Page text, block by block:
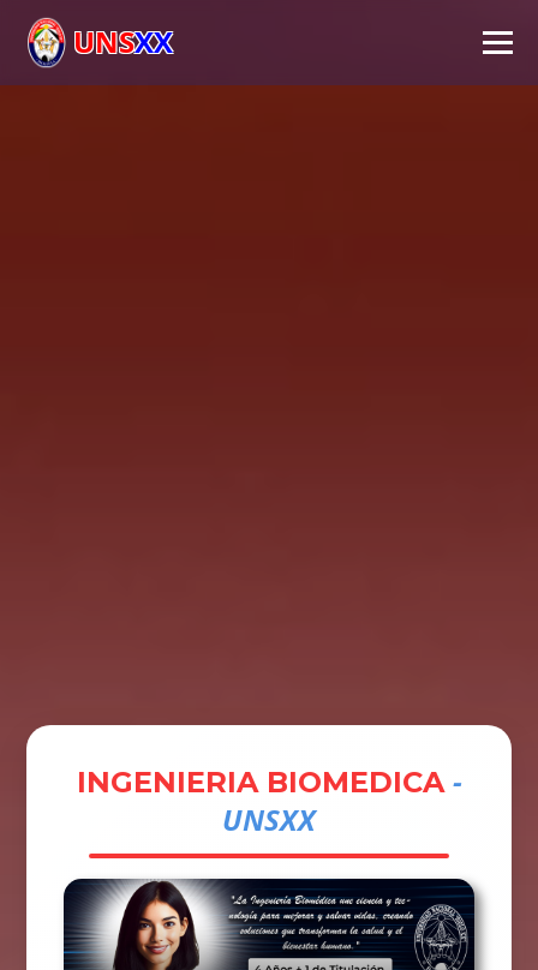
UNSXX
INGENIERIA BIOMEDICA -
UNSXX